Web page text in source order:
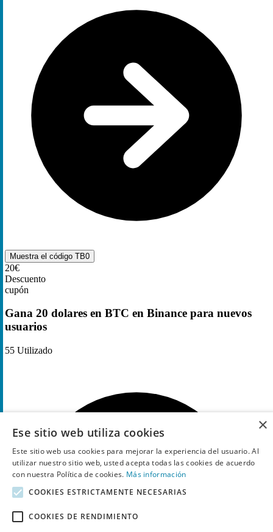
Muestra el código TB0
20€
Descuento
cupón
Gana 20 dolares en BTC en Binance para nuevos
usuarios
55 Utilizado
×
Ese sitio web utiliza cookies
Este sitio web usa cookies para mejorar la experiencia del usuario. Al
utilizar nuestro sitio web, usted acepta todas las cookies de acuerdo
con nuestra Política de cookies. Más información
COOKIES ESTRICTAMENTE NECESARIAS
COOKIES DE RENDIMIENTO